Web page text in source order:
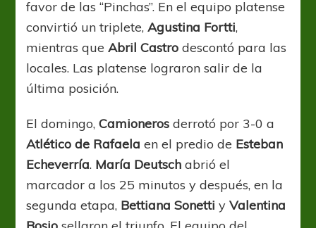
favor de las “Pinchas”. En el equipo platense
convirtió un triplete,Agustina Fortti,
mientras queAbril Castrodescontó para las
locales. Las platense lograron salir de la
última posición.
El domingo,Camioneros derrotó por 3-0 a
Atlético de Rafaela en el predio de Esteban
Echeverría. María Deutschabrió el
marcador a los 25 minutos y después, en la
segunda etapa, Bettiana Sonetti yValentina